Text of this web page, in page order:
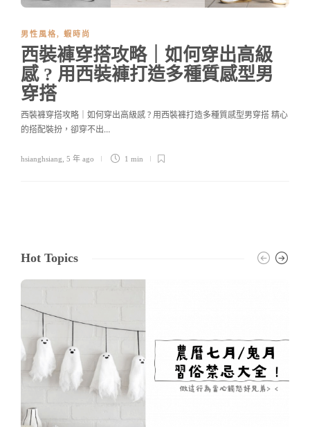
男性風格, 蝦時尚
西裝褲穿搭攻略｜如何穿出高級
感 ? 用西裝褲打造多種質感型男
穿搭
西裝褲穿搭攻略｜如何穿出高級感 ? 用西裝褲打造多種質感型男穿搭 精心
的搭配裝扮，卻穿不出…
hsianghsiang 5 年 ago 1 min
Hot Topics